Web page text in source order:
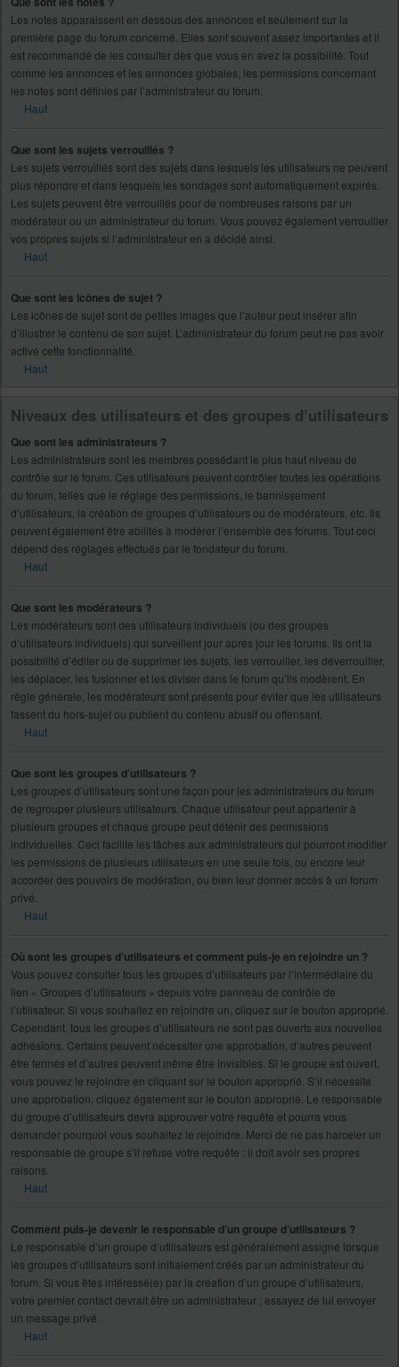
Les notes apparaissent en dessous des annonces et seulement sur la
première page du forum concerné. Elles sont souvent assez importantes et il
est recommandé de les consulter dès que vous en avez la possibilité. Tout
comme les annonces et les annonces globales, les permissions concernant
les notes sont définies par l’administrateur du forum.
Haut
Que sont les sujets verrouillés ?
Les sujets verrouillés sont des sujets dans lesquels les utilisateurs ne peuvent
plus répondre et dans lesquels les sondages sont automatiquement expirés.
Les sujets peuvent être verrouillés pour de nombreuses raisons par un
modérateur ou un administrateur du forum. Vous pouvez également verrouiller
vos propres sujets si l’administrateur en a décidé ainsi.
Haut
Que sont les icônes de sujet ?
Les icônes de sujet sont de petites images que l’auteur peut insérer afin
d’illustrer le contenu de son sujet. L’administrateur du forum peut ne pas avoir
activé cette fonctionnalité.
Haut
Niveaux des utilisateurs et des groupes d’utilisateurs
Que sont les administrateurs ?
Les administrateurs sont les membres possédant le plus haut niveau de
contrôle sur le forum. Ces utilisateurs peuvent contrôler toutes les opérations
du forum, telles que le réglage des permissions, le bannissement
d’utilisateurs, la création de groupes d’utilisateurs ou de modérateurs, etc. Ils
peuvent également être abilités à modérer l’ensemble des forums. Tout ceci
dépend des réglages effectués par le fondateur du forum.
Haut
Que sont les modérateurs ?
Les modérateurs sont des utilisateurs individuels (ou des groupes
d’utilisateurs individuels) qui surveillent jour après jour les forums. Ils ont la
possibilité d’éditer ou de supprimer les sujets, les verrouiller, les déverrouiller,
les déplacer, les fusionner et les diviser dans le forum qu’ils modèrent. En
règle générale, les modérateurs sont présents pour éviter que les utilisateurs
fassent du hors-sujet ou publient du contenu abusif ou offensant.
Haut
Que sont les groupes d’utilisateurs ?
Les groupes d’utilisateurs sont une façon pour les administrateurs du forum
de regrouper plusieurs utilisateurs. Chaque utilisateur peut appartenir à
plusieurs groupes et chaque groupe peut détenir des permissions
individuelles. Ceci facilite les tâches aux administrateurs qui pourront modifier
les permissions de plusieurs utilisateurs en une seule fois, ou encore leur
accorder des pouvoirs de modération, ou bien leur donner accès à un forum
privé.
Haut
Où sont les groupes d’utilisateurs et comment puis-je en rejoindre un ?
Vous pouvez consulter tous les groupes d’utilisateurs par l’intermédiaire du
lien « Groupes d’utilisateurs » depuis votre panneau de contrôle de
l’utilisateur. Si vous souhaitez en rejoindre un, cliquez sur le bouton approprié.
Cependant, tous les groupes d’utilisateurs ne sont pas ouverts aux nouvelles
adhésions. Certains peuvent nécessiter une approbation, d’autres peuvent
être fermés et d’autres peuvent même être invisibles. Si le groupe est ouvert,
vous pouvez le rejoindre en cliquant sur le bouton approprié. S’il nécessite
une approbation, cliquez également sur le bouton approprié. Le responsable
du groupe d’utilisateurs devra approuver votre requête et pourra vous
demander pourquoi vous souhaitez le rejoindre. Merci de ne pas harceler un
responsable de groupe s’il refuse votre requête : il doit avoir ses propres
raisons.
Haut
Comment puis-je devenir le responsable d’un groupe d’utilisateurs ?
Le responsable d’un groupe d’utilisateurs est généralement assigné lorsque
les groupes d’utilisateurs sont initialement créés par un administrateur du
forum. Si vous êtes intéressé(e) par la création d’un groupe d’utilisateurs,
votre premier contact devrait être un administrateur ; essayez de lui envoyer
un message privé.
Haut